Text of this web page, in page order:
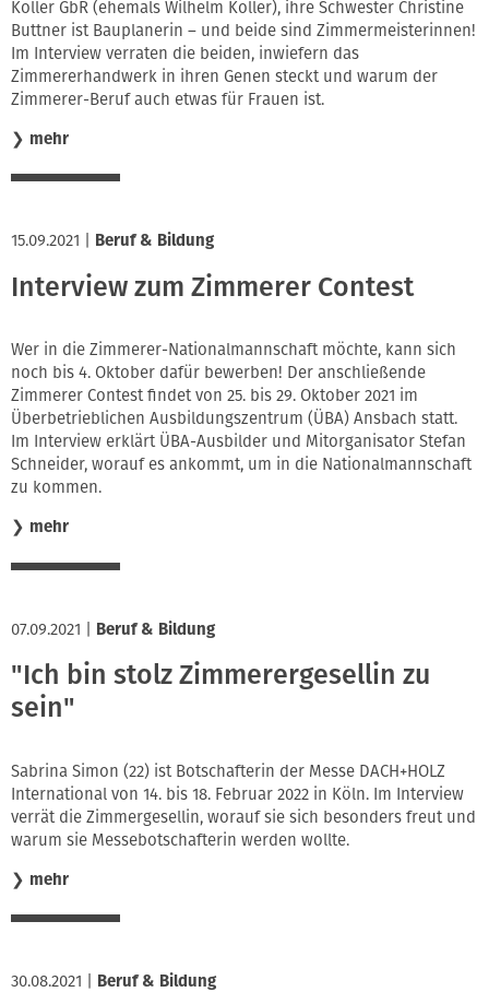
Koller GbR (ehemals Wilhelm Koller), ihre Schwester Christine
Buttner ist Bauplanerin – und beide sind Zimmermeisterinnen!
Im Interview verraten die beiden, inwiefern das
Zimmererhandwerk in ihren Genen steckt und warum der
Zimmerer-Beruf auch etwas für Frauen ist.
❯ mehr
15.09.2021 Beruf & Bildung
Interview zum Zimmerer Contest
Wer in die Zimmerer-Nationalmannschaft möchte, kann sich
noch bis 4. Oktober dafür bewerben! Der anschließende
Zimmerer Contest findet von 25. bis 29. Oktober 2021 im
Überbetrieblichen Ausbildungszentrum (ÜBA) Ansbach statt.
Im Interview erklärt ÜBA-Ausbilder und Mitorganisator Stefan
Schneider, worauf es ankommt, um in die Nationalmannschaft
zu kommen.
❯ mehr
07.09.2021 Beruf & Bildung
"Ich bin stolz Zimmerergesellin zu
sein"
Sabrina Simon (22) ist Botschafterin der Messe DACH+HOLZ
International von 14. bis 18. Februar 2022 in Köln. Im Interview
verrät die Zimmergesellin, worauf sie sich besonders freut und
warum sie Messebotschafterin werden wollte.
❯ mehr
30.08.2021 Beruf & Bildung